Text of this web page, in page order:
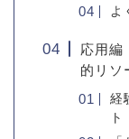
よ
応用編
的リソ
経
ト